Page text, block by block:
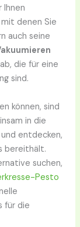
Ihnen
denen Sie
auch seine
die für eine
sind.
können, sind
in die
entdecken,
bereithält.
suchen,
Pesto
für die